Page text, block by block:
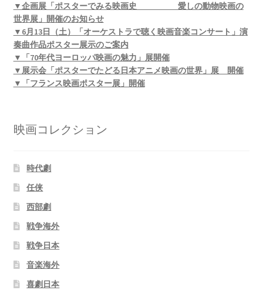
▼企画展「ポスターでみる映画史 愛しの動物映画の
世界展」開催のお知らせ
▼6月13日（土）「オーケストラで聴く映画音楽コンサート」演
奏曲作品ポスター展示のご案内
▼「70年代ヨーロッパ映画の魅力」展開催
▼展示会「ポスターでたどる日本アニメ映画の世界」展 開催
▼「フランス映画ポスター展」開催
映画コレクション
時代劇
任侠
西部劇
戦争海外
戦争日本
音楽海外
喜劇日本